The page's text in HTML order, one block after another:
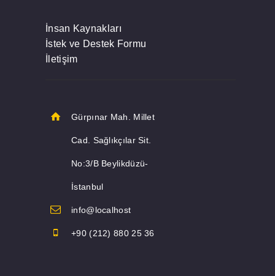
İnsan Kaynakları
İstek ve Destek Formu
İletişim
Gürpınar Mah. Millet
Cad. Sağlıkçılar Sit.
No:3/B Beylikdüzü-
İstanbul
info@localhost
+90 (212) 880 25 36